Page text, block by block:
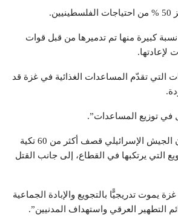
في قطاع غزة 140 مخبًزا، منها 70 مخبزًا آليًّا، نسبة كبيرة منها تم تدميرها من قبل قوات
لإعادتها.
التي تقدّم المساعدات الغذائية في غزة قد
في توزيع المساعدات”.
في السياق أعلن المكتب الإعلامي الحكومي في قطاع غزة، اليوم الثلاثاء، أن الجيش الإسرائيلي قصف أكثر من 60 تكية
التي يرتكبها في القطاع، إلى جانب القتل
يموت تدريجيًّا بالتجويع والإبادة الجماعية
التطهير العرقي واستهداف المدنيين”.